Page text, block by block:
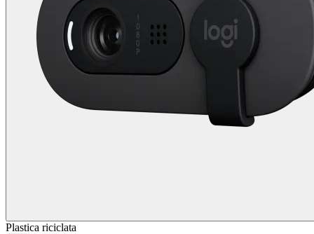
Plastica riciclata